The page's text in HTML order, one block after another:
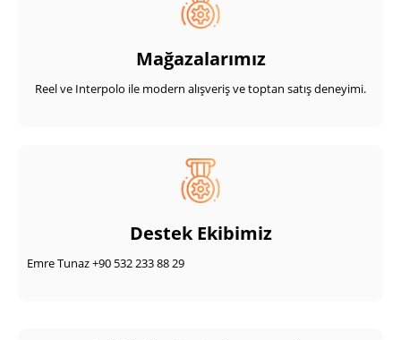
Mağazalarımız
Reel ve Interpolo ile modern alışveriş ve toptan satış deneyimi.
Destek Ekibimiz
Emre Tunaz +90 532 233 88 29